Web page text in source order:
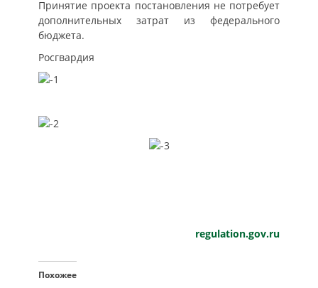
Принятие проекта постановления не потребует
дополнительных затрат из федерального
бюджета.
Росгвардия
regulation.gov.ru
Похожее